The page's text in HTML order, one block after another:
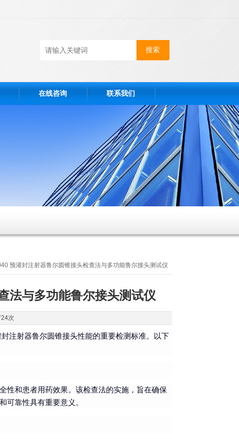
在线咨询 联系我们
预灌封注射器鲁尔圆锥接头检查法与多功能鲁尔接头测试仪
法与多功能鲁尔接头测试仪
次
注射器鲁尔圆锥接头性能的重要检测标准。以下
性和患者用药效果。该检查法的实施，旨在确保
可靠性具有重要意义。